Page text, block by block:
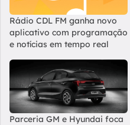
Rádio CDL FM ganha novo
aplicativo com programação
e notícias em tempo real
Parceria GM e Hyundai foca